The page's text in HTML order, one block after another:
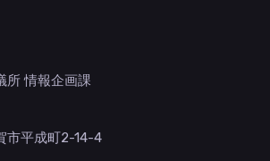
所 情報企画課
市平成町2-14-4